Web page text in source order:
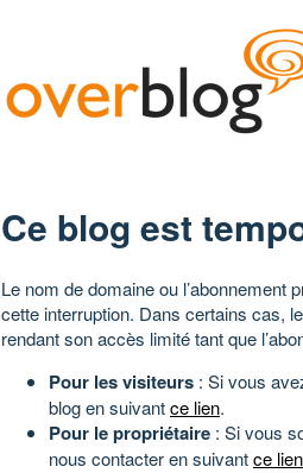
Ce blog est
Le nom de domaine ou l’abonnement
cette interruption. Dans certains cas,
rendant son accès limité tant que
Pour les visiteurs : Si vous
blog en suivantce lien.
Pour le propriétaire : Si vous
nous contacter en suivantce lien